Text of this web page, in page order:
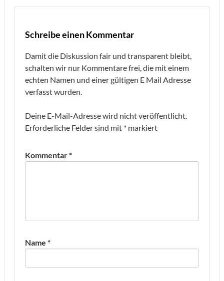
Schreibe einen Kommentar
Damit die Diskussion fair und transparent bleibt,
schalten wir nur Kommentare frei, die mit einem
echten Namen und einer gültigen E Mail Adresse
verfasst wurden.
Deine E-Mail-Adresse wird nicht veröffentlicht.
Erforderliche Felder sind mit * markiert
Kommentar*
Name *